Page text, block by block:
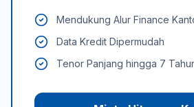
Mendukung Alur Finance
Data Kredit Dipermudah
Tenor Panjang hingga 7